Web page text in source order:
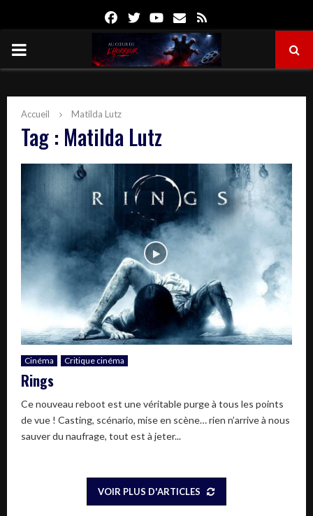
FacebookTwitterYoutube
Email
PRIMARY
Accueil Matilda Lutz
Tag : Matilda Lutz
Cinéma Critique cinéma
Rings
Ce nouveau reboot est une véritable purge à tous les points
de vue ! Casting, scénario, mise en scène… rien n’arrive à nous
sauver du naufrage, tout est à jeter...
VOIR PLUS D'ARTICLES